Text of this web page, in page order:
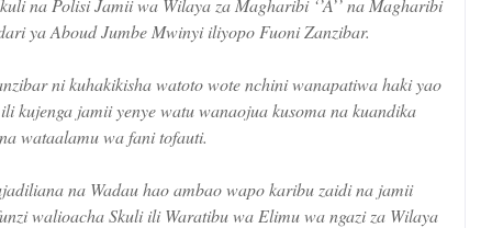
na Polisi Jamii wa Wilaya za Magharibi ‘’A’’ na Magharibi
ya Aboud Jumbe Mwinyi iliyopo Fuoni Zanzibar.
ni kuhakikisha watoto wote nchini wanapatiwa haki yao
kujenga jamii yenye watu wanaojua kusoma na kuandika
wataalamu wa fani tofauti.
na Wadau hao ambao wapo karibu zaidi na jamii
walioacha Skuli ili Waratibu wa Elimu wa ngazi za Wilaya